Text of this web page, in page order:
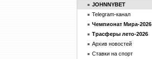
JOHNNYBET
Telegram-канал
Чемпионат Мира-2026
Трасферы лето-2026
Архив новостей
Ставки на спорт